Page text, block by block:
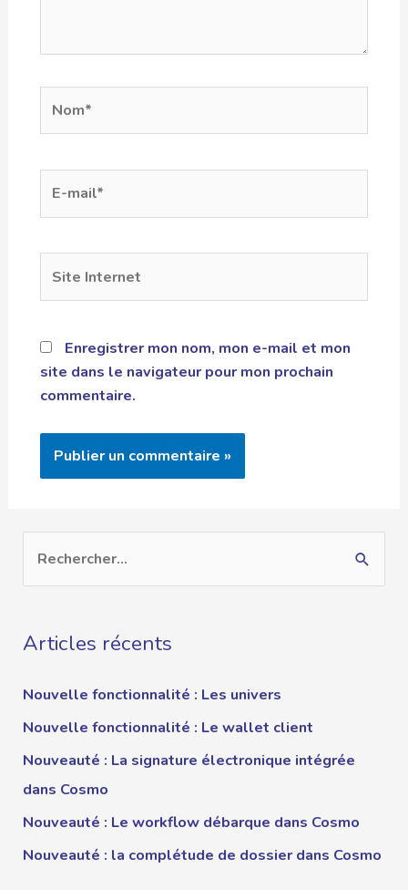
Enregistrer mon nom, mon e-mail et mon
site dans le navigateur pour mon prochain
commentaire.
Articles récents
Nouvelle fonctionnalité : Les univers
Nouvelle fonctionnalité : Le wallet client
Nouveauté : La signature électronique intégrée
dans Cosmo
Nouveauté : Le workflow débarque dans Cosmo
Nouveauté : la complétude de dossier dans Cosmo